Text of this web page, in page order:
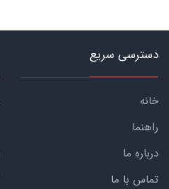
دسترسی سریع
خانه
راهنما
درباره ما
تماس با ما